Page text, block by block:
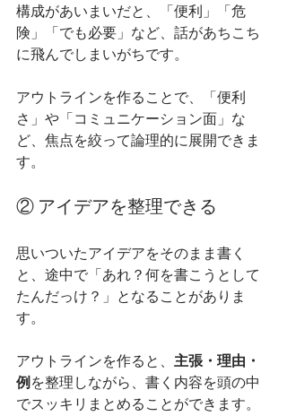
構成があいまいだと、「便利」「危
険」「でも必要」など、話があちこち
に飛んでしまいがちです。
アウトラインを作ることで、「便利
さ」や「コミュニケーション面」な
ど、焦点を絞って論理的に展開できま
す。
② アイデアを整理できる
思いついたアイデアをそのまま書く
と、途中で「あれ？何を書こうとして
たんだっけ？」となることがありま
す。
アウトラインを作ると、 主張・理由・
例を整理しながら、書く内容を頭の中
でスッキリまとめることができます。